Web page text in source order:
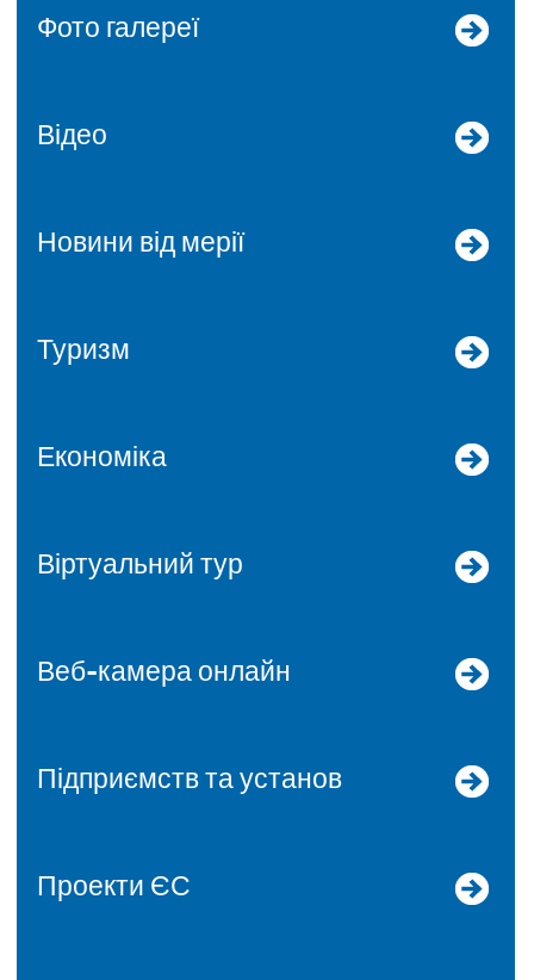
Фото галереї
Відео
Новини від мерії
Туризм
Економіка
Віртуальний тур
Веб-камера онлайн
Підприємств та установ
Проекти ЄС